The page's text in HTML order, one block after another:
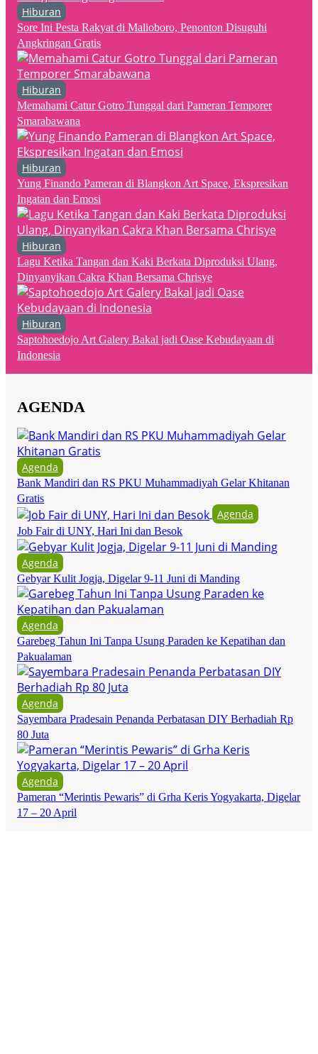
Hiburan
Sore Ini Pesta Rakyat di Malioboro, Penonton Disuguhi
Angkringan Gratis
Hiburan
Memahami Catur Gotro Tunggal dari Pameran Temporer
Smarabawana
Hiburan
Yung Finando Pameran di Blangkon Art Space, Ekspresikan
Ingatan dan Emosi
Hiburan
Lagu Ketika Tangan dan Kaki Berkata Diproduksi Ulang,
Dinyanyikan Cakra Khan Bersama Chrisye
Hiburan
Saptohoedojo Art Galery Bakal jadi Oase Kebudayaan di
Indonesia
AGENDA
Agenda
Bank Mandiri dan RS PKU Muhammadiyah Gelar Khitanan
Gratis
Agenda
Job Fair di UNY, Hari Ini dan Besok
Agenda
Gebyar Kulit Jogja, Digelar 9-11 Juni di Manding
Agenda
Garebeg Tahun Ini Tanpa Usung Paraden ke Kepatihan dan
Pakualaman
Agenda
Sayembara Pradesain Penanda Perbatasan DIY Berhadiah Rp
80 Juta
Agenda
Pameran “Merintis Pewaris” di Grha Keris Yogyakarta, Digelar
17 – 20 April